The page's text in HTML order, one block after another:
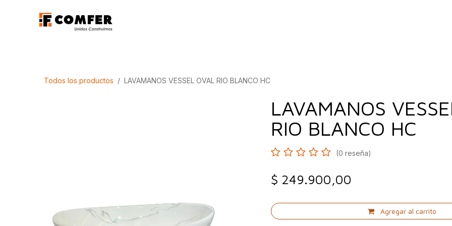
Todos los productos LAVAMANOS VESSEL OVAL RIO BLANCO HC
LAVAMANOS
RIO BLANCO HC
(0 reseña)
$ 249.900,00
Agregar al carrito